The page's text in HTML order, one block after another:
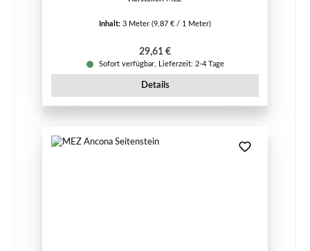
Inhalt: 3 Meter (9,87 € / 1 Meter)
Regulärer Preis:
29,61 €
Sofort verfügbar, Lieferzeit: 2-4 Tage
Details